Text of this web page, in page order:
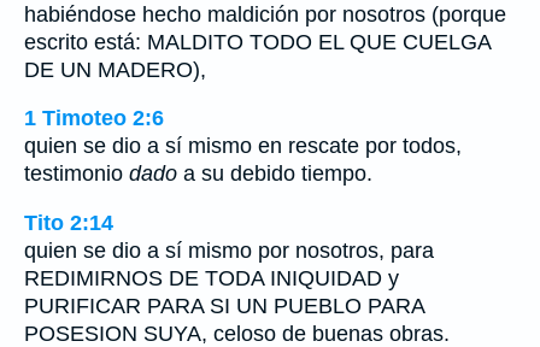
habiéndose hecho maldición por nosotros (porque
escrito está: MALDITO TODO EL QUE CUELGA
DE UN MADERO),
1 Timoteo 2:6
quien se dio a sí mismo en rescate por todos,
testimonio dado a su debido tiempo.
Tito 2:14
quien se dio a sí mismo por nosotros, para
REDIMIRNOS DE TODA INIQUIDAD y
PURIFICAR PARA SI UN PUEBLO PARA
POSESION SUYA, celoso de buenas obras.